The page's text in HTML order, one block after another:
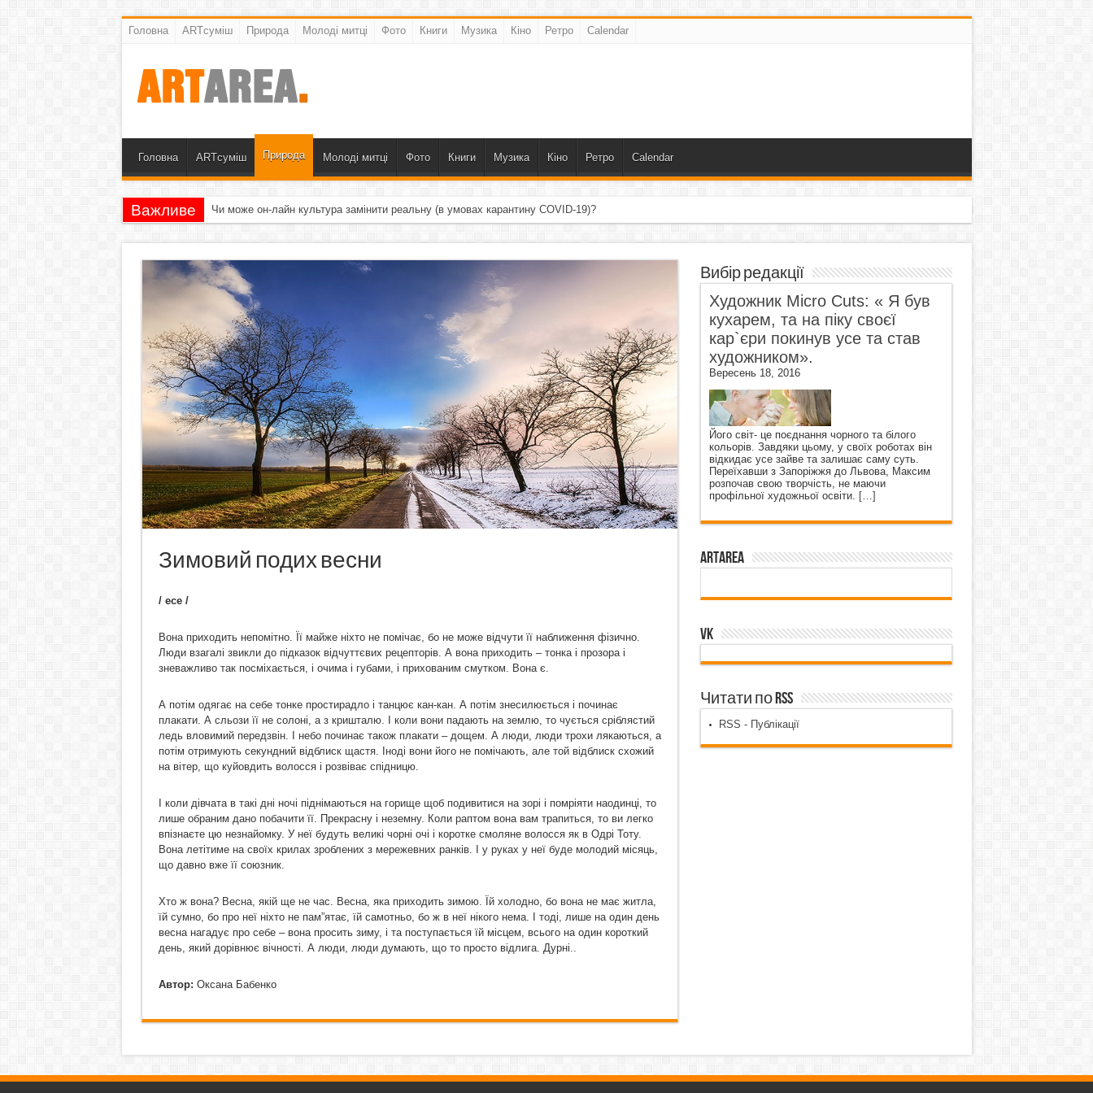
Головна ARTсуміш Природа Молоді митці Фото Книги Музика Кіно Ретро Calendar
Головна ARTсуміш Природа Молоді митці Фото Книги Музика Кіно Ретро Calendar
Важливе Чи може он-лайн культура замінити реальну (в умовах карантину COVID-19)?
Зимовий подих весни
/ есе /
Вона приходить непомітно. Її майже ніхто не помічає, бо не може відчути її наближення фізично.
Люди взагалі звикли до підказок відчуттєвих рецепторів. А вона приходить – тонка і прозора і
зневажливо так посміхається, і очима і губами, і прихованим смутком. Вона є.
А потім одягає на себе тонке простирадло і танцює кан-кан. А потім знесилюється і починає
плакати. А сльози її не солоні, а з кришталю. І коли вони падають на землю, то чується сріблястий
ледь вловимий передзвін. І небо починає також плакати – дощем. А люди, люди трохи лякаються, а
потім отримують секундний відблиск щастя. Іноді вони його не помічають, але той відблиск схожий
на вітер, що куйовдить волосся і розвіває спідницю.
І коли дівчата в такі дні ночі піднімаються на горище щоб подивитися на зорі і помріяти наодинці, то
лише обраним дано побачити її. Прекрасну і неземну. Коли раптом вона вам трапиться, то ви легко
впізнаєте цю незнайомку. У неї будуть великі чорні очі і коротке смоляне волосся як в Одрі Тоту.
Вона летітиме на своїх крилах зроблених з мережевних ранків. І у руках у неї буде молодий місяць,
що давно вже її союзник.
Хто ж вона? Весна, якій ще не час. Весна, яка приходить зимою. Їй холодно, бо вона не має житла,
їй сумно, бо про неї ніхто не пам”ятає, їй самотньо, бо ж в неї нікого нема. І тоді, лише на один день
весна нагадує про себе – вона просить зиму, і та поступається їй місцем, всього на один короткий
день, який дорівнює вічності. А люди, люди думають, що то просто відлига. Дурні..
Автор: Оксана Бабенко
Вибір редакції
Художник Micro Cuts: « Я був
кухарем, та на піку своєї
кар`єри покинув усе та став
художником».
Вересень 18, 2016
Його світ- це поєднання чорного та білого
кольорів. Завдяки цьому, у своїх роботах він
відкидає усе зайве та залишає саму суть.
Переїхавши з Запоріжжя до Львова, Максим
розпочав свою творчість, не маючи
профільної художньої освіти. […]
ArtArea
VK
Читати по RSS
RSS - Публікації